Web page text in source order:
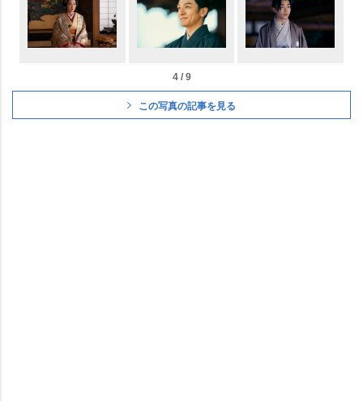
4 / 9
この写真の記事を見る